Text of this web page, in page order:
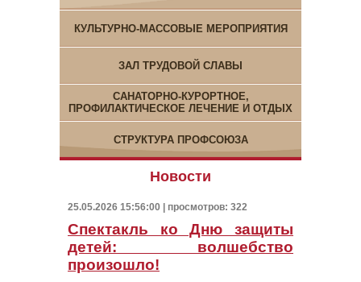
КУЛЬТУРНО-МАССОВЫЕ МЕРОПРИЯТИЯ
ЗАЛ ТРУДОВОЙ СЛАВЫ
САНАТОРНО-КУРОРТНОЕ,
ПРОФИЛАКТИЧЕСКОЕ ЛЕЧЕНИЕ И ОТДЫХ
СТРУКТУРА ПРОФСОЮЗА
Новости
25.05.2026 15:56:00 | просмотров: 322
Спектакль ко Дню защиты
детей: волшебство
произошло!